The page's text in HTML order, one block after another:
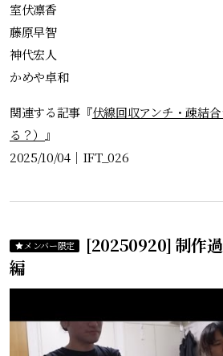
室伏凛香
藤原早智
神代宏人
かめや卓和
関連する記事『伏線回収アンチ・疎結
る？）
』
2025/10/04｜ IFT_026
メンバー限定
[20250920] 制作過
編